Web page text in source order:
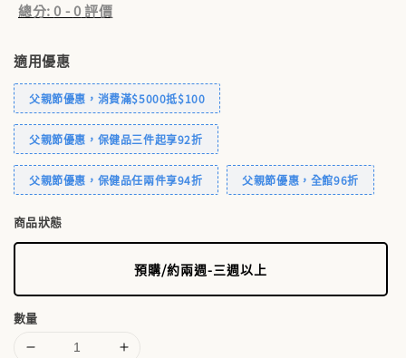
總分:0 -0評價
適用優惠
父親節優惠，消費滿$5000抵$100
父親節優惠，保健品三件起享92折
父親節優惠，保健品任兩件享94折 父親節優惠，全館96折
商品狀態
預購/約兩週-三週以上
數量